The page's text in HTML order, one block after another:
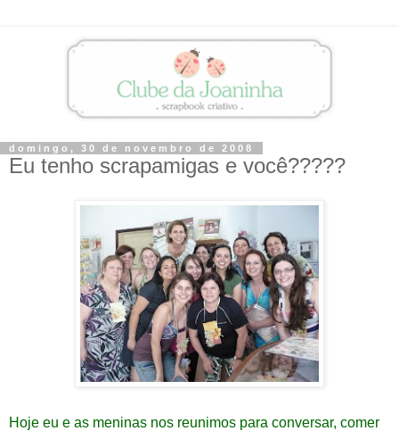
domingo, 30 de novembro de 2008
Eu tenho scrapamigas e você?????
Hoje eu e as meninas nos reunimos para conversar, comer